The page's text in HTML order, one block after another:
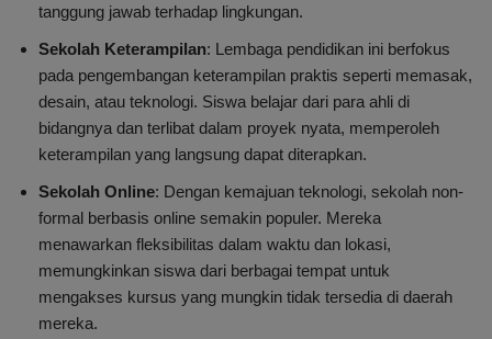
tanggung jawab terhadap lingkungan.
Sekolah Keterampilan: Lembaga pendidikan ini berfokus
pada pengembangan keterampilan praktis seperti memasak,
desain, atau teknologi. Siswa belajar dari para ahli di
bidangnya dan terlibat dalam proyek nyata, memperoleh
keterampilan yang langsung dapat diterapkan.
Sekolah Online: Dengan kemajuan teknologi, sekolah non-
formal berbasis online semakin populer. Mereka
menawarkan fleksibilitas dalam waktu dan lokasi,
memungkinkan siswa dari berbagai tempat untuk
mengakses kursus yang mungkin tidak tersedia di daerah
mereka.